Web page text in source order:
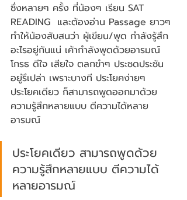
ซึ่งหลายๆ ครั้ง ที่น้องๆ เรียน SAT
READING  และต้องอ่าน Passage ยาวๆ
ทำให้น้องสับสนว่า ผู้เขียน/พูด กำลังรู้สึก
อะไรอยู่กันแน่ เค้ากำลังพูดด้วยอารมณ์
โกรธ ดีใจ เสียใจ ตลกขำๆ ประชดประชัน
อยู่รึเปล่า เพราะบางที ประโยคง่ายๆ
ประโยคเดียว ก็สามารถพูดออกมาด้วย
ความรู้สึกหลายแบบ ตีความได้หลาย
อารมณ์
ประโยคเดียว สามารถพูดด้วย
ความรู้สึกหลายแบบ ตีความได้
หลายอารมณ์